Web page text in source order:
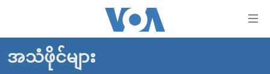
လွယ်ကူ
မူလစာမျက်နှာ
အသံဖိုင်များ